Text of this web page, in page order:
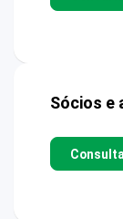
Sócios e